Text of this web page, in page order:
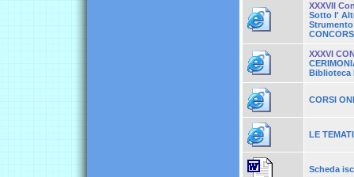
XXXVII
Sotto l'
Strumento
XXXVI
Biblioteca
CORSI
LE
Scheda